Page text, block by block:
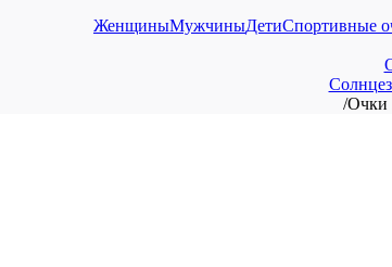
ЖенщиныМужчиныДетиСпортивные
/Очки